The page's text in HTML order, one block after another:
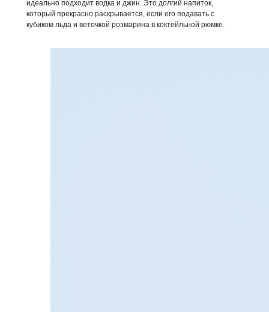
идеально подходит водка и джин. Это долгий напиток,
который прекрасно раскрывается, если его подавать с
кубиком льда и веточкой розмарина в коктейльной рюмке.